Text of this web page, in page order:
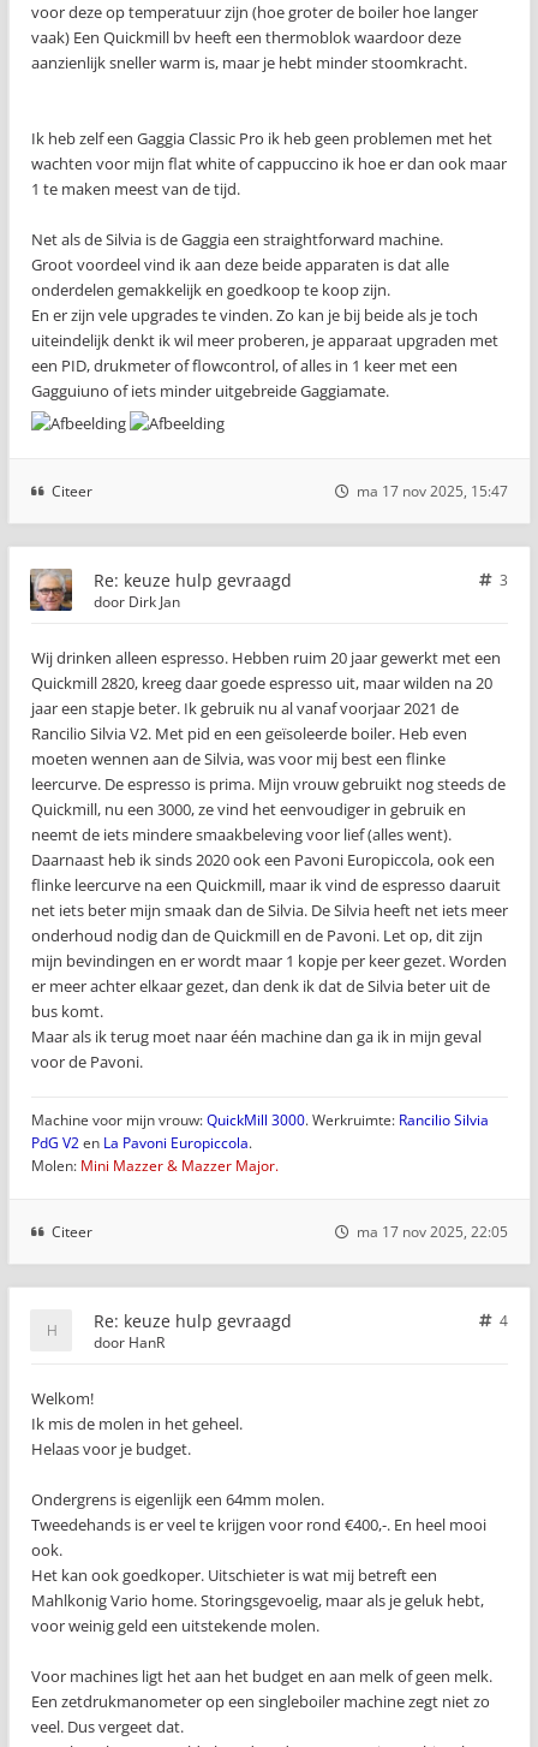
voor deze op temperatuur zijn (hoe groter de boiler hoe langer
vaak) Een Quickmill bv heeft een thermoblok waardoor deze
aanzienlijk sneller warm is, maar je hebt minder stoomkracht.
Ik heb zelf een Gaggia Classic Pro ik heb geen problemen met het
wachten voor mijn flat white of cappuccino ik hoe er dan ook maar
1 te maken meest van de tijd.
Net als de Silvia is de Gaggia een straightforward machine.
Groot voordeel vind ik aan deze beide apparaten is dat alle
onderdelen gemakkelijk en goedkoop te koop zijn.
En er zijn vele upgrades te vinden. Zo kan je bij beide als je toch
uiteindelijk denkt ik wil meer proberen, je apparaat upgraden met
een PID, drukmeter of flowcontrol, of alles in 1 keer met een
Gagguiuno of iets minder uitgebreide Gaggiamate.
Citeer ma 17 nov 2025, 15:47
Re: keuze hulp gevraagd
3
door Dirk Jan
Wij drinken alleen espresso. Hebben ruim 20 jaar gewerkt met een
Quickmill 2820, kreeg daar goede espresso uit, maar wilden na 20
jaar een stapje beter. Ik gebruik nu al vanaf voorjaar 2021 de
Rancilio Silvia V2. Met pid en een geïsoleerde boiler. Heb even
moeten wennen aan de Silvia, was voor mij best een flinke
leercurve. De espresso is prima. Mijn vrouw gebruikt nog steeds de
Quickmill, nu een 3000, ze vind het eenvoudiger in gebruik en
neemt de iets mindere smaakbeleving voor lief (alles went).
Daarnaast heb ik sinds 2020 ook een Pavoni Europiccola, ook een
flinke leercurve na een Quickmill, maar ik vind de espresso daaruit
net iets beter mijn smaak dan de Silvia. De Silvia heeft net iets meer
onderhoud nodig dan de Quickmill en de Pavoni. Let op, dit zijn
mijn bevindingen en er wordt maar 1 kopje per keer gezet. Worden
er meer achter elkaar gezet, dan denk ik dat de Silvia beter uit de
bus komt.
Maar als ik terug moet naar één machine dan ga ik in mijn geval
voor de Pavoni.
Machine voor mijn vrouw:QuickMill 3000. Werkruimte: Rancilio Silvia
PdG V2en La Pavoni Europiccola.
Molen: Mini Mazzer & Mazzer Major.
Citeer ma 17 nov 2025, 22:05
Re: keuze hulp gevraagd
4
door HanR
Welkom!
Ik mis de molen in het geheel.
Helaas voor je budget.
Ondergrens is eigenlijk een 64mm molen.
Tweedehands is er veel te krijgen voor rond €400,-. En heel mooi
ook.
Het kan ook goedkoper. Uitschieter is wat mij betreft een
Mahlkonig Vario home. Storingsgevoelig, maar als je geluk hebt,
voor weinig geld een uitstekende molen.
Voor machines ligt het aan het budget en aan melk of geen melk.
Een zetdrukmanometer op een singleboiler machine zegt niet zo
veel. Dus vergeet dat.